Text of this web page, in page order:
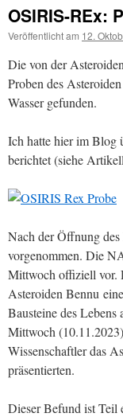
OSIRIS-REx:
Veröffentlicht am 12.
Die von der
Proben des
Wasser gefunden.
Ich hatte hier im Blog
berichtet (siehe
Nach der Öffnung des
vorgenommen. Die
Mittwoch offiziell vor.
Asteroiden Bennu
Bausteine des
Mittwoch
Wissenschaftler das
präsentierten.
Dieser Befund ist Teil